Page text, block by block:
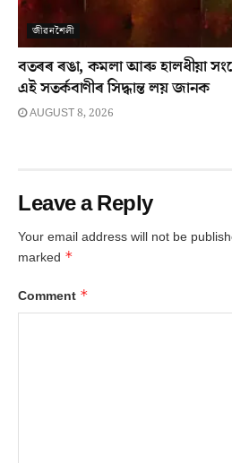
জীৱনশৈলী
বতৰৰ ৰঙা, কমলা আৰু হালধীয়া
এই সতৰ্কবাণীৰ সিদ্ধান্ত লয় জানক
AUGUST 8, 2026
Leave a Reply
Your email address will not be
marked *
Comment *